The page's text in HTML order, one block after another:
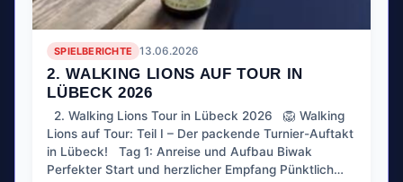
SPIELBERICHTE 13.06.2026
2. WALKING LIONS AUF TOUR IN
LÜBECK 2026
2. Walking Lions Tour in Lübeck 2026 🦁 Walking
Lions auf Tour: Teil I – Der packende Turnier-Auftakt
in Lübeck! Tag 1: Anreise und Aufbau Biwak
Perfekter Start und herzlicher Empfang Pünktlich…